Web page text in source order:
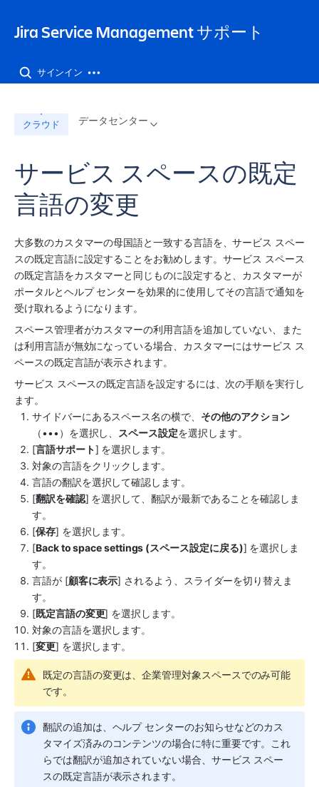
Jira Service Management サポート
サインイン
クラウド データセンター
サービス スペースの既定
言語の変更
大多数のカスタマーの母国語と一致する言語を、サービス スペー
スの既定言語に設定することをお勧めします。 サービス スペース
の既定言語をカスタマーと同じものに設定すると、カスタマーが
ポータルとヘルプ センターを効果的に使用してその言語で通知を
受け取れるようになります。
スペース管理者がカスタマーの利用言語を追加していない、また
は利用言語が無効になっている場合、カスタマーにはサービス ス
ペースの既定言語が表示されます。
サービス スペースの既定言語を設定するには、次の手順を実行し
ます。
サイドバーにあるスペース名の横で、 その他のアクション
（•••）を選択し、 スペース設定を選択します。
[言語サポート] を選択します。
対象の言語をクリックします。
言語の翻訳を選択して確認します。
[翻訳を確認] を選択して、翻訳が最新であることを確認しま
す。
[保存] を選択します。
[Back to space settings (スペース設定に戻る)] を選択しま
す。
言語が [顧客に表示] されるよう、スライダーを切り替えま
す。
[既定言語の変更] を選択します。
対象の言語を選択します。
[変更] を選択します。
既定の言語の変更は、企業管理対象スペースでのみ可能
です。
翻訳の追加は、ヘルプ センターのお知らせなどのカス
タマイズ済みのコンテンツの場合に特に重要です。これ
らでは翻訳が追加されていない場合、 サービス スペー
スの既定言語が表示されます。